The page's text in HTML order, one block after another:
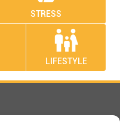
STRESS
family_restroom
LIFESTYLE